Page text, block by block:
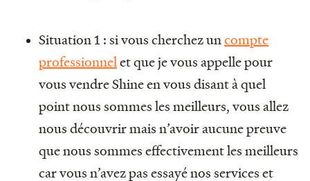
Situation 1 : si vous cherchez uncompte
professionnelet que je vous appelle pour
vous vendre Shine en vous disant à quel
point nous sommes les meilleurs, vous allez
nous découvrir mais n’avoir aucune preuve
que nous sommes effectivement les meilleurs
car vous n’avez pas essayé nos services et